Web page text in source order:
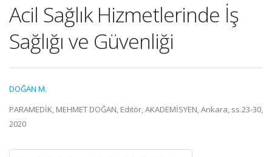
Acil Sağlık Hizmetlerinde İş
Sağlığı ve Güvenliği
DOĞAN M.
PARAMEDİK, MEHMET DOĞAN, Editör, AKADEMİSYEN, Ankara, ss.23-30,
2020